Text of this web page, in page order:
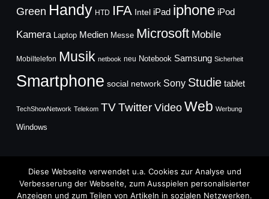
Green Handy HTD IFA Intel iPad iphone iPod
Kamera Laptop Medien Messe Microsoft Mobile
Mobiltelefon Musik netbook neu Notebook Samsung Sicherheit
Smartphone social network Sony Studie tablet
TechShowNetwork Telekom TVTwitter Video Web Werbung
Windows
Copyright © 2026
Diese Webseite verwendet u.a. Cookies zur Analyse und
Verbesserung der Webseite, zum Ausspielen personalisierter
Anzeigen und zum Teilen von Artikeln in sozialen Netzwerken.